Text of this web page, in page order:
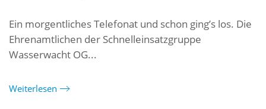
Ein morgentliches Telefonat und schon ging’s los. Die
Ehrenamtlichen der Schnelleinsatzgruppe
Wasserwacht OG...
Weiterlesen